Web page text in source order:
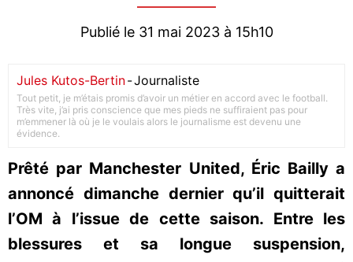
Publié le 31 mai 2023 à 15h10
Jules Kutos-Bertin-Journaliste
Tout petit, je m’étais promis d’avoir un métier en accord avec le football.
Très vite, j’ai pris conscience que mes pieds ne suffiraient pas pour
m’emmener là où je le voulais alors le journalisme est devenu une
évidence.
Prêté par Manchester United, Éric Bailly a
annoncé dimanche dernier qu’il quitterait
l’OM à l’issue de cette saison. Entre les
blessures et sa longue suspension,